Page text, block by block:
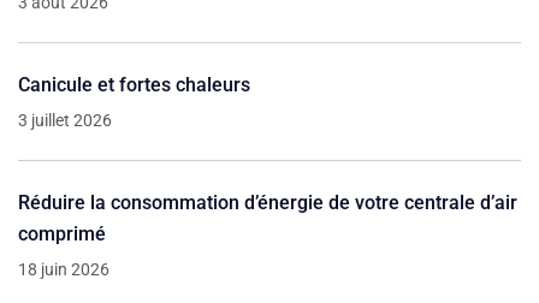
Canicule et fortes chaleurs
3 juillet 2026
Réduire la consommation d’énergie de votre centrale d’air
comprimé
18 juin 2026